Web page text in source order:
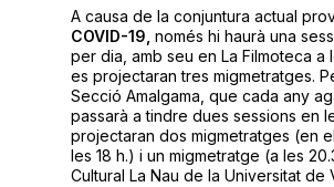
A causa de la conjuntura actual
COVID-19, només hi haurà una
per dia, amb seu en La Filmoteca a
es projectaran tres migmetratges.
Secció Amalgama, que cada any
passarà a tindre dues sessions en
projectaran dos migmetratges (en
les 18 h.) i un migmetratge (a les
Cultural La Nau de la Universitat de